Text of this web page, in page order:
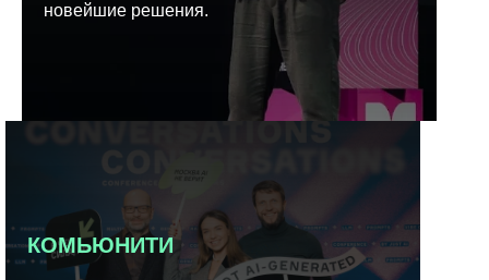
новейшие решения.
КОМЬЮНИТИ